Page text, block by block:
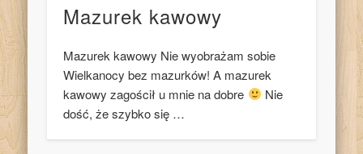
Mazurek kawowy
Mazurek kawowy Nie wyobrażam sobie
Wielkanocy bez mazurków! A mazurek
kawowy zagościł u mnie na dobre
Nie
dość, że szybko się …